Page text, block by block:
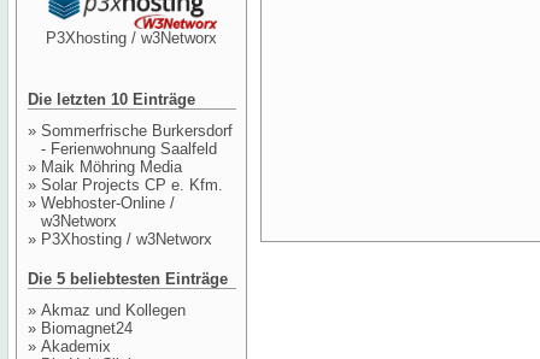
P3Xhosting / w3Networx
Die letzten 10 Einträge
» Sommerfrische Burkersdorf
- Ferienwohnung Saalfeld
» Maik Möhring Media
» Solar Projects CP e. Kfm.
» Webhoster-Online /
w3Networx
» P3Xhosting / w3Networx
Die 5 beliebtesten Einträge
» Akmaz und Kollegen
» Biomagnet24
» Akademix